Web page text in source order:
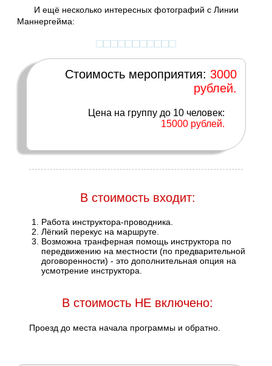
И ещё несколько интересных фотографий с Линии
Маннергейма:
Стоимость мероприятия: 3000
рублей.
Цена на группу до 10 человек:
15000 рублей.
В стоимость входит:
Работа инструктора-проводника.
Лёгкий перекус на маршруте.
Возможна транферная помощь инструктора по
передвижению на местности (по предварительной
договоренности) - это дополнительная опция на
усмотрение инструктора.
В стоимость НЕ включено:
Проезд до места начала программы и обратно.